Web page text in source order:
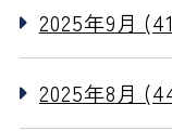
2025年9月
2025年8月